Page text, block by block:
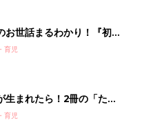
お世話まるわかり！『初め
クラブ 夏号』〈巻頭大特
育児
生まれたら！2冊の「たま
育児